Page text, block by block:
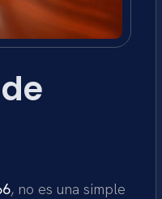
, no es una simple